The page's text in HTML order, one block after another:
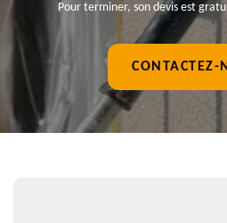
Pour terminer, son devis est
CONTACTEZ-